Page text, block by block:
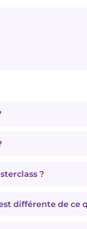
?
différente de ce